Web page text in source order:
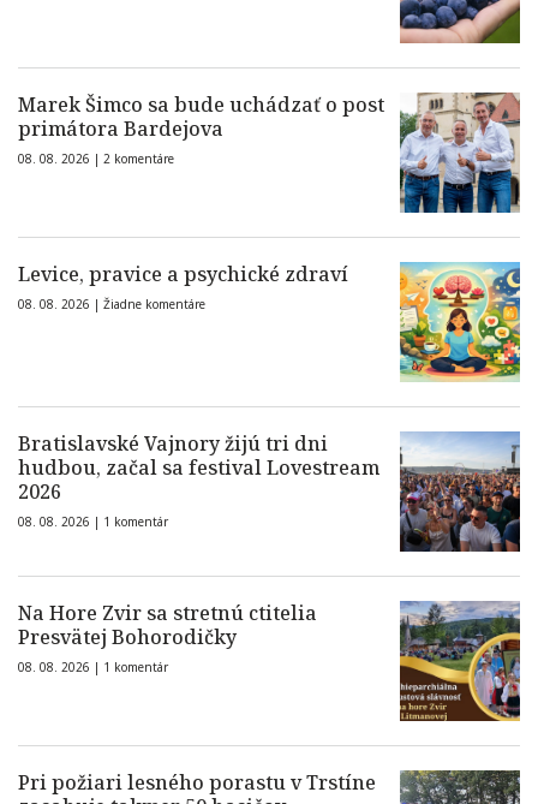
Marek Šimco sa bude uchádzať o post
primátora Bardejova
08. 08. 2026 | 2 komentáre
Levice, pravice a psychické zdraví
08. 08. 2026 | Žiadne komentáre
Bratislavské Vajnory žijú tri dni
hudbou, začal sa festival Lovestream
2026
08. 08. 2026 | 1 komentár
Na Hore Zvir sa stretnú ctitelia
Presvätej Bohorodičky
08. 08. 2026 | 1 komentár
Pri požiari lesného porastu v Trstíne